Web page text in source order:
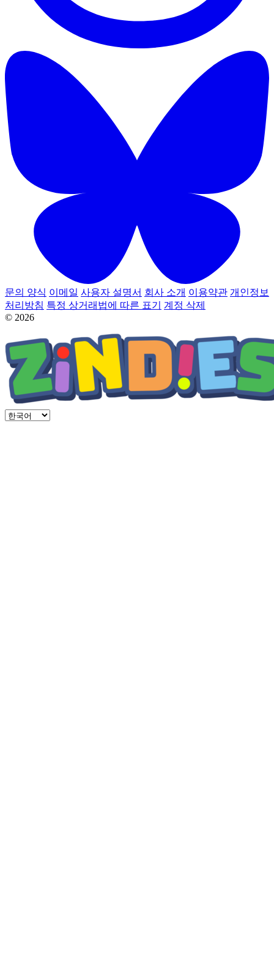
문의 양식 이메일 사용자 설명서 회사 소개 이용약관 개인정보
처리방침 특정 상거래법에 따른 표기
계정 삭제
© 2026